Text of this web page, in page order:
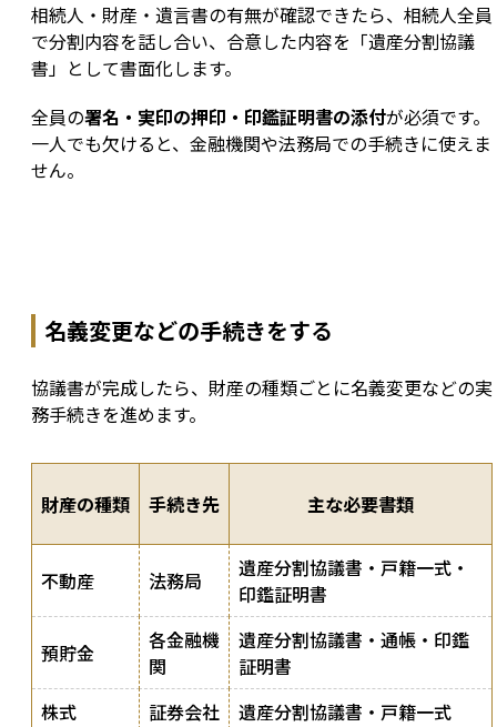
相続人・財産・遺言書の有無が確認できたら、相続人全員
で分割内容を話し合い、合意した内容を「遺産分割協議
書」として書面化します。
全員の署名・実印の押印・印鑑証明書の添付が必須です。
一人でも欠けると、金融機関や法務局での手続きに使えま
せん。
名義変更などの手続きをする
協議書が完成したら、財産の種類ごとに名義変更などの実
務手続きを進めます。
財産の種類 手続き先 主な必要書類
不動産 法務局
遺産分割協議書・戸籍一式・
印鑑証明書
預貯金
各金融機
関
遺産分割協議書・通帳・印鑑
証明書
株式
証券会社 遺産分割協議書・戸籍一式